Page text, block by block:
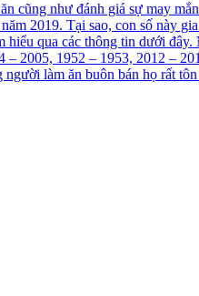
như đánh giá sự may
2019. Tại sao, con số này
qua các thông tin dưới
2005, 1952 – 1953, 2012 –
làm ăn buôn bán họ rất